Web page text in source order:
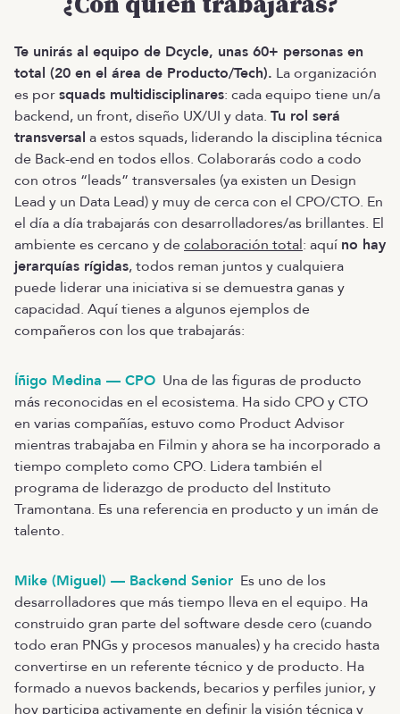
Te unirás al equipo de Dcycle, unas 60+ personas en
total (20 en el área de Producto/Tech). La organización
es porsquads multidisciplinares: cada equipo tiene un/a
backend, un front, diseño UX/UI y data. Tu rol será
transversal a estos squads, liderando la disciplina técnica
de Back-end en todos ellos. Colaborarás codo a codo
con otros “leads” transversales (ya existen un Design
Lead y un Data Lead) y muy de cerca con el CPO/CTO. En
el día a día trabajarás con desarrolladores/as brillantes. El
ambiente es cercano y decolaboración total: aquí no hay
jerarquías rígidas, todos reman juntos y cualquiera
puede liderar una iniciativa si se demuestra ganas y
capacidad. Aquí tienes a algunos ejemplos de
compañeros con los que trabajarás:
Íñigo Medina — CPO Una de las figuras de producto
más reconocidas en el ecosistema. Ha sido CPO y CTO
en varias compañías, estuvo como Product Advisor
mientras trabajaba en Filmin y ahora se ha incorporado a
tiempo completo como CPO. Lidera también el
programa de liderazgo de producto del Instituto
Tramontana. Es una referencia en producto y un imán de
talento.
Mike (Miguel) — Backend Senior Es uno de los
desarrolladores que más tiempo lleva en el equipo. Ha
construido gran parte del software desde cero (cuando
todo eran PNGs y procesos manuales) y ha crecido hasta
convertirse en un referente técnico y de producto. Ha
formado a nuevos backends, becarios y perfiles junior, y
hoy participa activamente en definir la visión técnica y